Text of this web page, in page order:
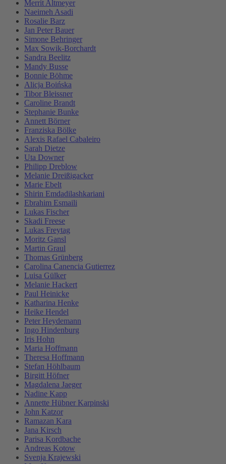
Merrit Altmeyer
Naeimeh Asadi
Rosalie Barz
Jan Peter Bauer
Simone Behringer
Max Sowik-Borchardt
Sandra Beelitz
Mandy Busse
Bonnie Böhme
Alicja Boińska
Tibor Bleissner
Caroline Brandt
Stephanie Bunke
Annett Börner
Franziska Bölke
Alexis Rafael Cabaleiro
Sarah Dietze
Uta Downer
Philipp Dreblow
Melanie Dreißigacker
Marie Ebelt
Shirin Emdadilashkariani
Ebrahim Esmaili
Lukas Fischer
Skadi Freese
Lukas Freytag
Moritz Gansl
Martin Graul
Thomas Grünberg
Carolina Canencia Gutierrez
Luisa Gülker
Melanie Hackert
Paul Heinicke
Katharina Henke
Heike Hendel
Peter Heydemann
Ingo Hindenburg
Iris Hohn
Maria Hoffmann
Theresa Hoffmann
Stefan Höhlbaum
Birgitt Höfner
Magdalena Jaeger
Nadine Kapp
Annette Hübner Karpinski
John Katzor
Ramazan Kara
Jana Kirsch
Parisa Kordbache
Andreas Kotow
Svenja Krajewski